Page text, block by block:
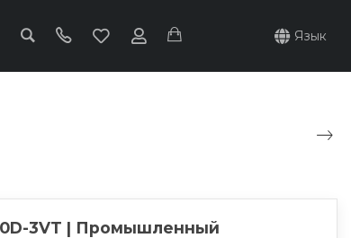
Язык
3VT | Промышленный